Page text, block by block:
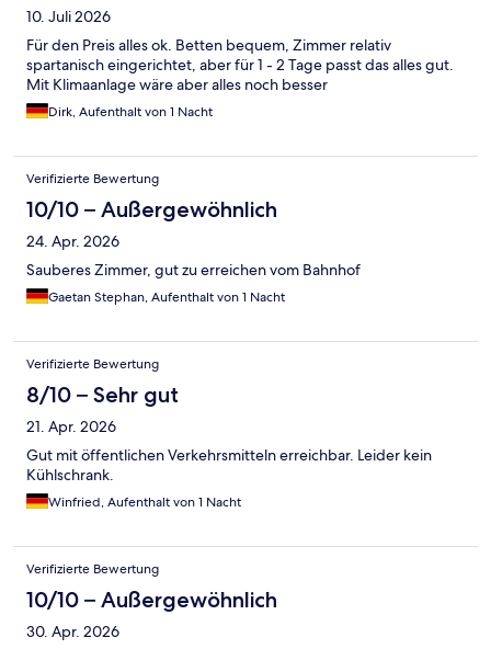
10. Juli 2026
Für den Preis alles ok. Betten bequem, Zimmer relativ
spartanisch eingerichtet, aber für 1 - 2 Tage passt das alles gut.
Mit Klimaanlage wäre aber alles noch besser
Dirk, Aufenthalt von 1 Nacht
Verifizierte Bewertung
10/10 – Außergewöhnlich
24. Apr. 2026
Sauberes Zimmer, gut zu erreichen vom Bahnhof
Gaetan Stephan, Aufenthalt von 1 Nacht
Verifizierte Bewertung
8/10 – Sehr gut
21. Apr. 2026
Gut mit öffentlichen Verkehrsmitteln erreichbar. Leider kein
Kühlschrank.
Winfried, Aufenthalt von 1 Nacht
Verifizierte Bewertung
10/10 – Außergewöhnlich
30. Apr. 2026